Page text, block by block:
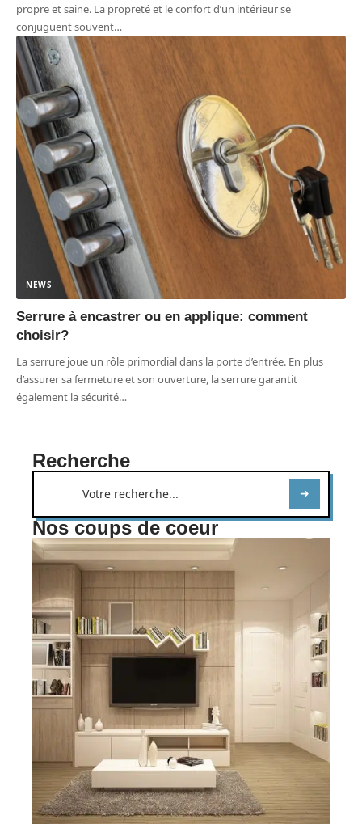
propre et saine. La propreté et le confort d’un intérieur se
conjuguent souvent…
NEWS
Serrure à encastrer ou en applique: comment
choisir?
La serrure joue un rôle primordial dans la porte d’entrée. En plus
d’assurer sa fermeture et son ouverture, la serrure garantit
également la sécurité…
Recherche
Nos coups de coeur